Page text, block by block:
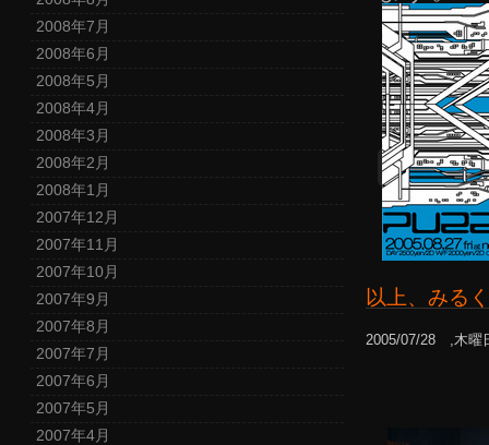
2008年7月
2008年6月
2008年5月
2008年4月
2008年3月
2008年2月
2008年1月
2007年12月
2007年11月
2007年10月
2007年9月
2007年8月
2007年7月
2007年6月
2007年5月
2007年4月
以上、みる
2005/07/28 ,木曜